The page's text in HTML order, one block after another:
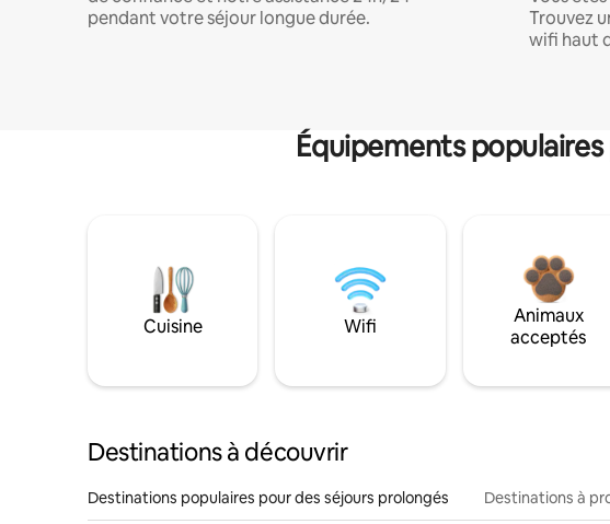
pendant votre séjour longue durée.
Trouvez
wifi haut
Équipements
Cuisine Wifi
Animaux
acceptés
Destinations à découvrir
Destinations populaires pour des séjours prolongés Destinations à